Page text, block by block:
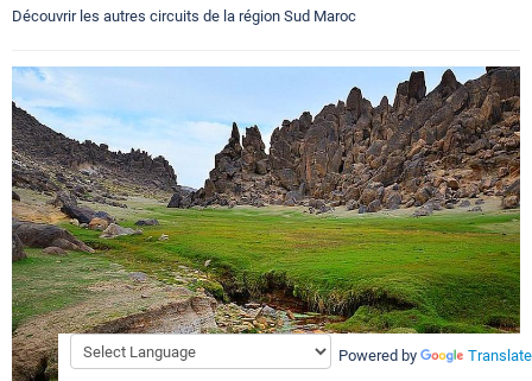
Découvrir les autres circuits de la région Sud Maroc
Powered by Translate